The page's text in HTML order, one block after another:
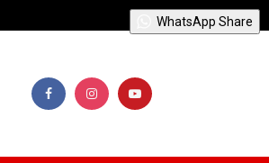
WhatsApp Share